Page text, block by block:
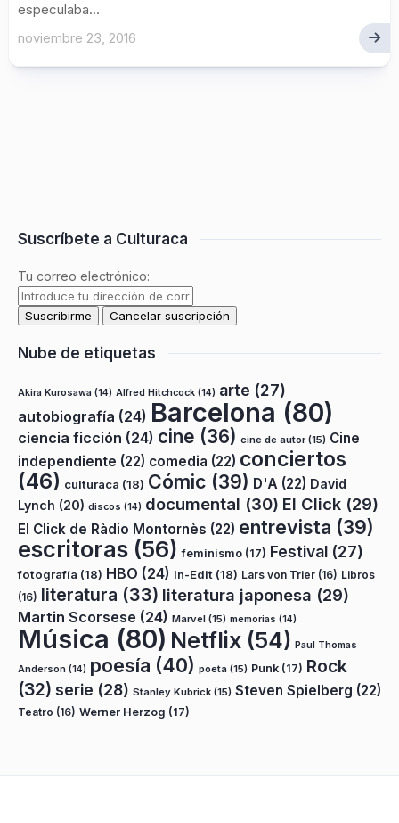
especulaba...
noviembre 23, 2016
Suscríbete a Culturaca
Tu correo electrónico:
Nube de etiquetas
Akira Kurosawa (14) Alfred Hitchcock (14) arte (27)
autobiografía (24) Barcelona (80)
ciencia ficción (24) cine (36) cine de autor(15) Cine
independiente (22) comedia (22) conciertos
(46) culturaca (18) Cómic (39) D'A (22) David
Lynch (20) discos (14) documental (30) El Click (29)
El Click de Ràdio Montornès (22) entrevista (39)
escritoras (56) feminismo (17) Festival (27)
fotografía (18) HBO (24) In-Edit (18) Lars von Trier (16) Libros
(16) literatura (33) literatura japonesa (29)
Martin Scorsese (24) Marvel (15) memorias (14)
Música (80) Netflix (54) Paul Thomas
Anderson (14) poesía (40) poeta (15) Punk (17) Rock
(32) serie (28) Stanley Kubrick (15) Steven Spielberg (22)
Teatro (16) Werner Herzog (17)